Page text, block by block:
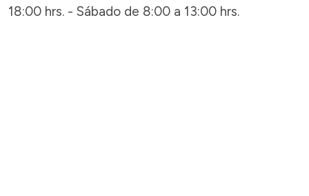
18:00 hrs. - Sábado de 8:00 a 13:00 hrs.